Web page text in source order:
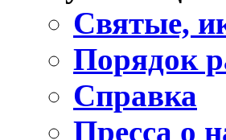
Святые,
Порядок
Справка
Пресса о